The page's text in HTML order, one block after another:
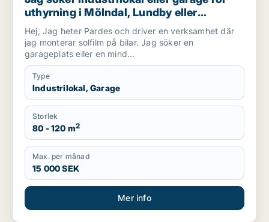
uthyrning i Mölndal, Lundby eller
Göteborg m.fl.
Hej, Jag heter Pardes och driver en verksamhet där
jag monterar solfilm på bilar. Jag söker en
garageplats eller en mind...
Type
Industrilokal, Garage
Storlek
80 - 120 m2
Max. per månad
15 000 SEK
Mer info